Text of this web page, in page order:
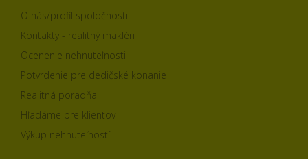
O nás/profil spoločnosti
Kontakty - realitný makléri
Ocenenie nehnuteľnosti
Potvrdenie pre dedičské konanie
Realitná poradňa
Hľadáme pre klientov
Výkup nehnuteľností